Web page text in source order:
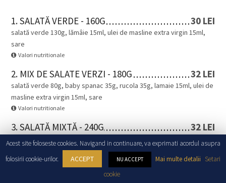
1. SALATĂ VERDE - 160G
salată verde 130g, lămâie 15ml, ulei de masline extra virgin 15ml,
sare
Valori nutritionale
30 LEI
2. MIX DE SALATE VERZI - 180G
salată verde 80g, baby spanac 35g, rucola 35g, lamaie 15ml, ulei de
masline extra virgin 15ml, sare
Valori nutritionale
32 LEI
3. SALATĂ MIXTĂ - 240G
salată verde 90g, roșii 60g, castraveți 60g, lamaie 15ml, ulei de
masline extra virgin 15ml, sare
Valori nutritionale
32 LEI
4. PIURE DE CARTOFI - 200G
Acest site foloseste cookies. Navigand in continuare, va exprimati acordul asupra
folosirii cookie-urilor.
ACCEPT NU ACCEPT Mai multe detalii Setari
cookie